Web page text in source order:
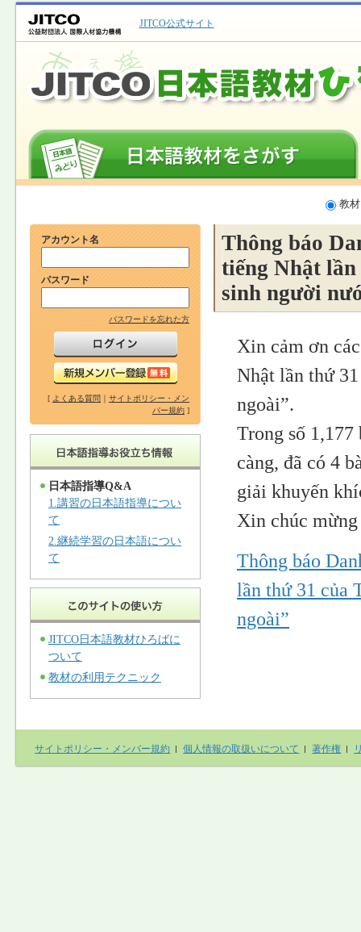
JITCO公式サイト
教
アカウント名
パスワード
パスワードを忘れた方
[ よくある質問 ｜ サイトポリシー・メン
バー規約 ]
日本語指導Q&A
1.講習の日本語指導につい
て
2.継続学習の日本語につい
て
JITCO日本語教材ひろばに
ついて
教材の利用テクニック
Thông báo
tiếng Nhật
sinh người
Xin cảm ơn
Nhật lần thứ
ngoài”.
Trong số
càng, đã có 4
giải khuyến
Xin chúc
Thông báo
lần thứ 31 của
ngoài”
サイトポリシー・メンバー規約 個人情報の取扱いについて 著作権